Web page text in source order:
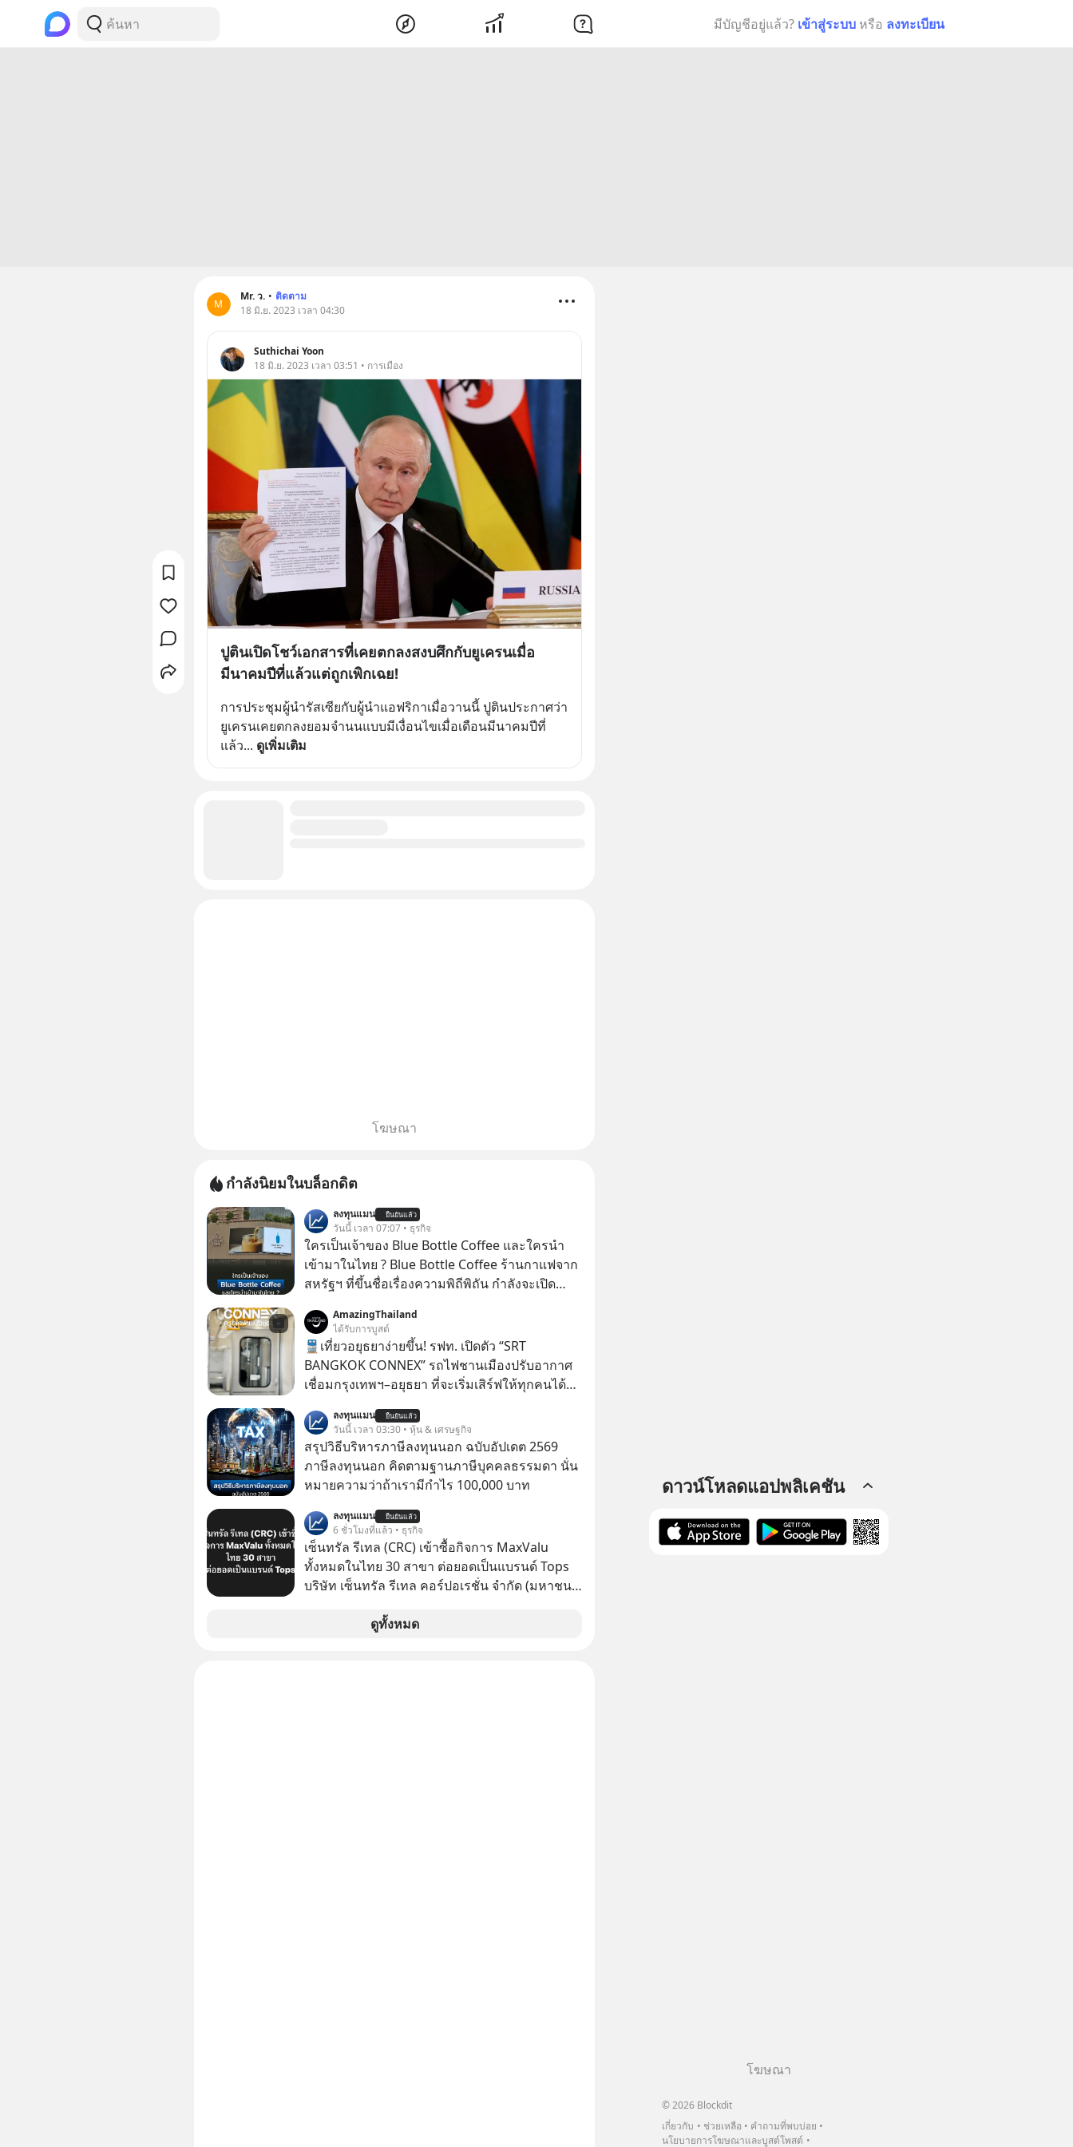
มีบัญชีอยู่แล้ว? เข้าสู่ระบบ หรือ ลงทะเบียน
M
Mr. ว. • ติดตาม
18 มิ.ย. 2023 เวลา 04:30
Suthichai Yoon
18 มิ.ย. 2023 เวลา 03:51 • การเมือง
ปูตินเปิดโชว์เอกสารที่เคยตกลงสงบศึกกับยูเครนเมื่อ
มีนาคมปีที่แล้วแต่ถูกเพิกเฉย!
การประชุมผู้นำรัสเซียกับผู้นำแอฟริกาเมื่อวานนี้ ปูตินประกาศว่า
ยูเครนเคยตกลงยอมจำนนแบบมีเงื่อนไขเมื่อเดือนมีนาคมปีที่
แล้ว... ดูเพิ่มเติม
โฆษณา
กำลังนิยมในบล็อกดิต
ลงทุนแมน ยืนยันแล้ว
วันนี้ เวลา 07:07 • ธุรกิจ
ใครเป็นเจ้าของ Blue Bottle Coffee และใครนำ
เข้ามาในไทย ? Blue Bottle Coffee ร้านกาแฟจาก
สหรัฐฯ ที่ขึ้นชื่อเรื่องความพิถีพิถัน กำลังจะเปิด
AmazingThailand
ได้รับการบูสต์
🚆เที่ยวอยุธยาง่ายขึ้น! รฟท. เปิดตัว “SRT
BANGKOK CONNEX” รถไฟชานเมืองปรับอากาศ
เชื่อมกรุงเทพฯ–อยุธยา ที่จะเริ่มเสิร์ฟให้ทุกคนได้มา
2569 นี้! ค่าตั๋วเริ่มต้นเพียง 30 บาท เส้นทางให้
บริการหลัก ได้แก่ สถานีกลางกรุงเทพอภิวัฒน์ →
ดอนเมือง → รังสิต → คลองพุทรา → บางปะอิน →
บ้านโพ → อยุธยา การรถไฟแห่งประเทศไทย ยก
BANGKOK CONNEX (BNEX) นำรถดีเซลราง KIHA
40/48 จากประเทศญี่ปุ่น มาปรับปรุงใหม่ทั้งคัน ปรับ
อากาศ ที่นั่งสบาย พร้อมขยายต้นทางมาที่สถานี
กลางกรุงเทพอภิวัฒน์ เชื่อมต่อรถไฟฟ้าสายต่าง ๆ
ได้สะดวกยิ่งขึ้น #AmazingThailand #สุขทันทีที่
แห่งประเทศไทย
ลงทุนแมน ยืนยันแล้ว
วันนี้ เวลา 03:30 • หุ้น & เศรษฐกิจ
สรุปวิธีบริหารภาษีลงทุนนอก ฉบับอัปเดต 2569
ภาษีลงทุนนอก คิดตามฐานภาษีบุคคลธรรมดา นั่น
หมายความว่าถ้าเรามีกำไร 100,000 บาท
ลงทุนแมน ยืนยันแล้ว
6 ชั่วโมงที่แล้ว • ธุรกิจ
เซ็นทรัล รีเทล (CRC) เข้าซื้อกิจการ MaxValu
ทั้งหมดในไทย 30 สาขา ต่อยอดเป็นแบรนด์ Tops
บริษัท เซ็นทรัล รีเทล คอร์ปอเรชั่น จำกัด (มหาชน)
ฟู้ด รีเทล จำกัด (CFR) ซึ่งเป็นบริษัทย่อยที่ CRC ถือ
ดูทั้งหมด
ดาวน์โหลดแอปพลิเคชัน
โฆษณา
© 2026 Blockdit
เกี่ยวกับ
ช่วยเหลือ
คำถามที่พบบ่อย
นโยบายการโฆษณาและบูสต์โพสต์